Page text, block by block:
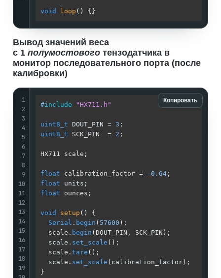
void loop () {}
Вывод значений веса
с 1 полумостового тензодатчика в
монитор последовательного порта (после
калибровки)
Копировать
1
2
3
4
5
6
7
8
9
10
11
12
13
14
15
16
17
18
19
#include "HX711.h"
uint8_t DOUT_PIN = 3
uint8_t SCK_PIN  = 2
HX711
float calibration_factor = -0.64
float
float
void setup ()
{
Serial . begin ( 57600
  scale.
begin (DOUT_PIN,
  scale.
set_scale
  scale.
tare
  scale.
set_scale
}